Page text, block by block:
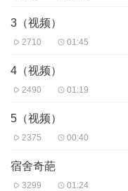
3（视频）
2710 01:45
4（视频）
2490 01:19
5（视频）
2375 00:40
宿舍奇葩
3299 01:24